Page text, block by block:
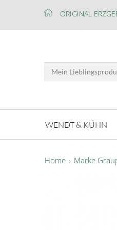
ORIGINAL
WENDT & KÜHN
Home Marke